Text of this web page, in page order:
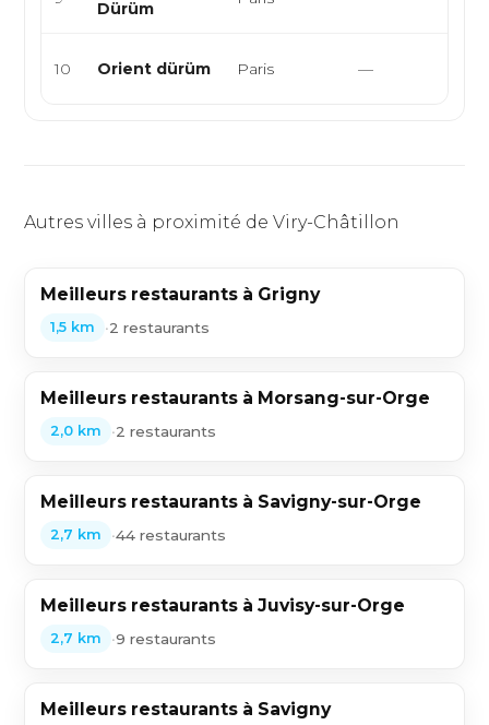
Dürüm
10 Orient dürüm Paris —
Autres villes à proximité de Viry-Châtillon
Meilleurs restaurants à Grigny
1,5 km •2 restaurants
Meilleurs restaurants à Morsang-sur-Orge
2,0 km •2 restaurants
Meilleurs restaurants à Savigny-sur-Orge
2,7 km •44 restaurants
Meilleurs restaurants à Juvisy-sur-Orge
2,7 km •9 restaurants
Meilleurs restaurants à Savigny